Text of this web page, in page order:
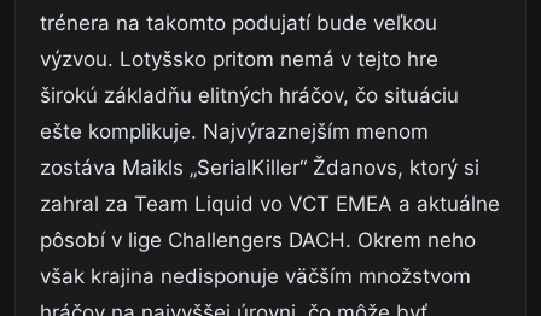
trénera na takomto podujatí bude veľkou
výzvou. Lotyšsko pritom nemá v tejto hre
širokú základňu elitných hráčov, čo situáciu
ešte komplikuje. Najvýraznejším menom
zostáva Maikls „SerialKiller“ Ždanovs, ktorý si
zahral za Team Liquid vo VCT EMEA a aktuálne
pôsobí v lige Challengers DACH. Okrem neho
však krajina nedisponuje väčším množstvom